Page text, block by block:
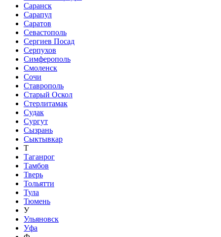
Саранск
Сарапул
Саратов
Севастополь
Сергиев Посад
Серпухов
Симферополь
Смоленск
Сочи
Ставрополь
Старый Оскол
Стерлитамак
Судак
Сургут
Сызрань
Сыктывкар
Т
Таганрог
Тамбов
Тверь
Тольятти
Тула
Тюмень
У
Ульяновск
Уфа